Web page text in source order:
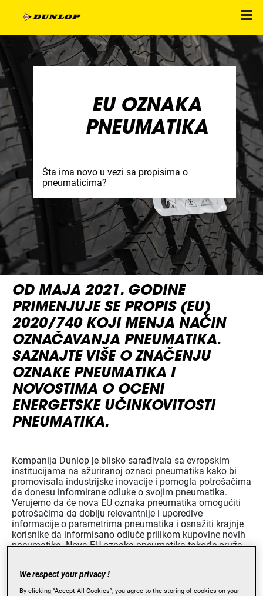
EU OZNAKA
PNEUMATIKA
Šta ima novo u vezi sa propisima o
pneumaticima?
OD MAJA 2021. GODINE
PRIMENJUJE SE PROPIS (EU)
2020/740 KOJI MENJA NAČIN
OZNAČAVANJA PNEUMATIKA.
SAZNAJTE VIŠE O ZNAČENJU
OZNAKE PNEUMATIKA I
NOVOSTIMA O OCENI
ENERGETSKE UČINKOVITOSTI
PNEUMATIKA.
Kompanija Dunlop je blisko sarađivala sa evropskim
institucijama na ažuriranoj oznaci pneumatika kako bi
promovisala industrijske inovacije i pomogla potrošačima
da donesu informirane odluke o svojim pneumatika.
Verujemo da će nova EU oznaka pneumatika omogućiti
potrošačima da dobiju relevantnije i uporedive
informacije o parametrima pneumatika i osnažiti krajnje
korisnike da informisano odluče prilikom kupovine novih
pneumatika. Nova EU oznaka pneumatika takođe pruža
vas smo pripremili detaljnije objašnjenje oznaka za
pneumatika u sledećim odeljcima.
We respect your privacy !
By clicking “Accept All Cookies”, you agree to the storing of cookies on your